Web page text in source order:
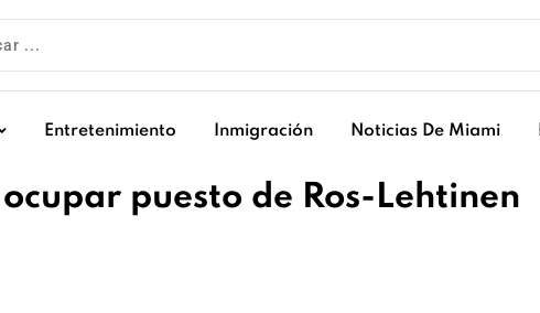
Entretenimiento Inmigración Noticias De Miami
puesto de Ros-Lehtinen